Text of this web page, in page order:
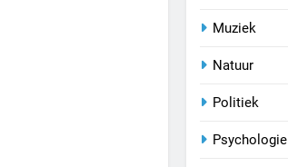
Muziek
Natuur
Politiek
Psychologie